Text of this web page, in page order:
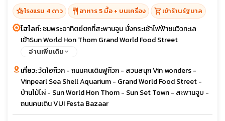
hotel_classโรงแรม 4 ดาว restaurant อาหาร 5 มื้อ + บนเครื่อง shopping_cartเข้าร้านรัฐบาล
ไฮไลท์:ชมพระอาทิตย์ตกที่สะพานจูบ นั่งกระเช้าไฟฟ้าชมวิวทะเล
เข้าSun World Hon Thom Grand World Food Street
อ่านเพิ่มเติม
เที่ยว:วัดโฮก๊วก - ถนนคนเดินฟูก๊วก - สวนสนุก Vin wonders -
Vinpearl Sea Shell Aquarium - Grand World Food Street -
บ้านไม้ไผ่ - Sun World Hon Thom - Sun Set Town - สะพานจูบ -
ถนนคนเดิน VUI Festa Bazaar